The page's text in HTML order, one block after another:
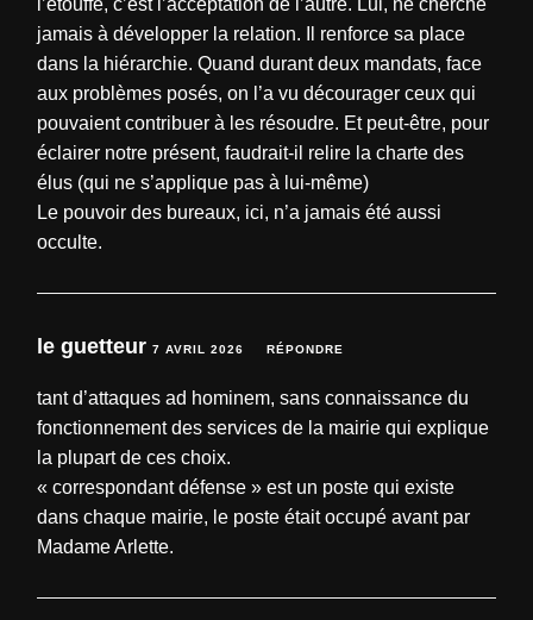
l’étouffe, c’est l’acceptation de l’autre. Lui, ne cherche
jamais à développer la relation. Il renforce sa place
dans la hiérarchie. Quand durant deux mandats, face
aux problèmes posés, on l’a vu décourager ceux qui
pouvaient contribuer à les résoudre. Et peut-être, pour
éclairer notre présent, faudrait-il relire la charte des
élus (qui ne s’applique pas à lui-même)
Le pouvoir des bureaux, ici, n’a jamais été aussi
occulte.
le guetteur7 AVRIL 2026 RÉPONDRE
tant d’attaques ad hominem, sans connaissance du
fonctionnement des services de la mairie qui explique
la plupart de ces choix.
« correspondant défense » est un poste qui existe
dans chaque mairie, le poste était occupé avant par
Madame Arlette.